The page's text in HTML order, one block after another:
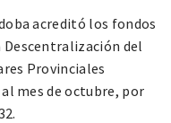
acreditó los fondos
del
Provinciales
al mes de octubre, por